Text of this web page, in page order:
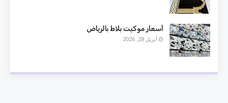
أسعار موكيت بلاط بالرياض
أبريل 28, 2026